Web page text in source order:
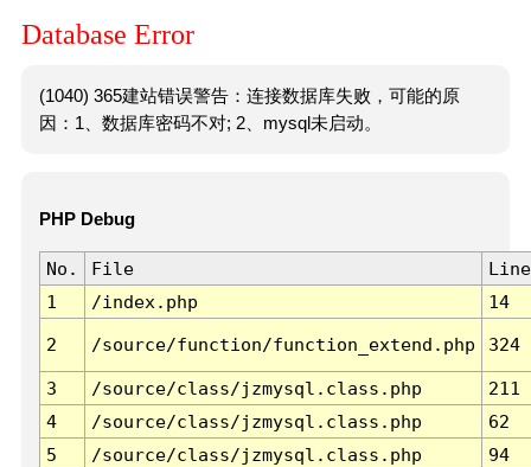
Database Error
(1040) 365建站错误警告：连接数据库失败，可能的原
因：1、数据库密码不对; 2、mysql未启动。
PHP Debug
No. File
Line
1
/index.php 14
2 /source/function/function_extend.php 324
3 /source/class/jzmysql.class.php
211
4
/source/class/jzmysql.class.php
62
5
/source/class/jzmysql.class.php
94